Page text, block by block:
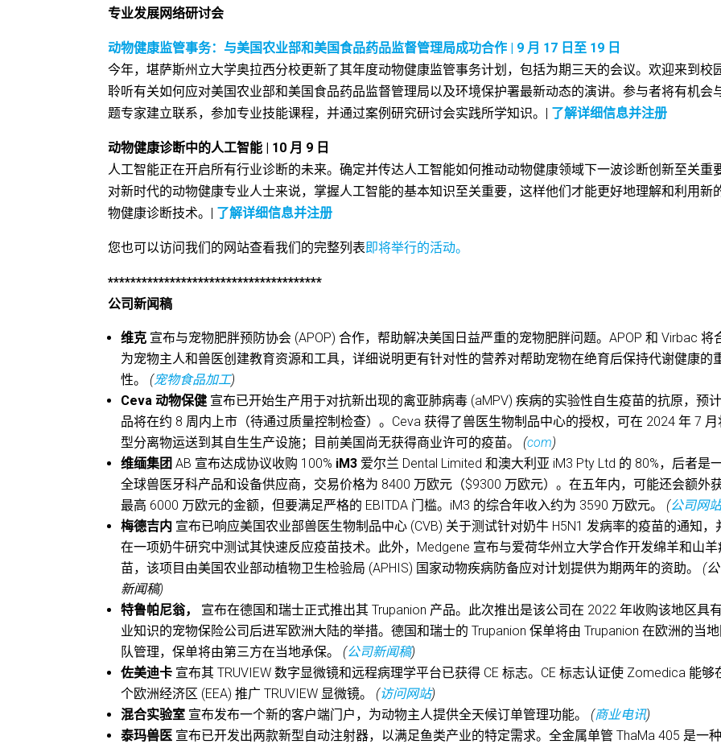
专业发展网络研讨会
动物健康监管事务：与美国农业部和美国食品药品监督管理局成功合作 | 9 月 17 日至 19 日
今年，堪萨斯州立大学奥拉西分校更新了其年度动物健康监管事务计划，包括为期三天的会议。欢迎来到校
聆听有关如何应对美国农业部和美国食品药品监督管理局以及环境保护署最新动态的演讲。参与者将有机会
题专家建立联系，参加专业技能课程，并通过案例研究研讨会实践所学知识。| 了解详细信息并注册
动物健康诊断中的人工智能 | 10 月 9 日
人工智能正在开启所有行业诊断的未来。确定并传达人工智能如何推动动物健康领域下一波诊断创新至关重
对新时代的动物健康专业人士来说，掌握人工智能的基本知识至关重要，这样他们才能更好地理解和利用新
物健康诊断技术。| 了解详细信息并注册
您也可以访问我们的网站查看我们的完整列表即将举行的活动。
**************************************
公司新闻稿
维克 宣布与宠物肥胖预防协会 (APOP) 合作，帮助解决美国日益严重的宠物肥胖问题。APOP 和 Virbac 将
为宠物主人和兽医创建教育资源和工具，详细说明更有针对性的营养对帮助宠物在绝育后保持代谢健康的
性。
(宠物食品加工)
Ceva 动物保健 宣布已开始生产用于对抗新出现的禽亚肺病毒 (aMPV) 疾病的实验性自生疫苗的抗原，预
品将在约 8 周内上市（待通过质量控制检查）。Ceva 获得了兽医生物制品中心的授权，可在 2024 年 7 月
型分离物运送到其自生生产设施；目前美国尚无获得商业许可的疫苗。
(com)
维缅集团 AB 宣布达成协议收购 100% iM3 爱尔兰 Dental Limited 和澳大利亚 iM3 Pty Ltd 的 80%，后者是
全球兽医牙科产品和设备供应商，交易价格为 8400 万欧元（$9300 万欧元）。在五年内，可能还会额外
最高 6000 万欧元的金额，但要满足严格的 EBITDA 门槛。iM3 的综合年收入约为 3590 万欧元。
(公司网
梅德吉内 宣布已响应美国农业部兽医生物制品中心 (CVB) 关于测试针对奶牛 H5N1 发病率的疫苗的通知，
在一项奶牛研究中测试其快速反应疫苗技术。此外，Medgene 宣布与爱荷华州立大学合作开发绵羊和山羊
苗，该项目由美国农业部动植物卫生检验局 (APHIS) 国家动物疾病防备应对计划提供为期两年的资助。 (
新闻稿)
特鲁帕尼翁，
宣布在德国和瑞士正式推出其 Trupanion 产品。此次推出是该公司在 2022 年收购该地区具
业知识的宠物保险公司后进军欧洲大陆的举措。德国和瑞士的 Trupanion 保单将由 Trupanion 在欧洲的当地
队管理，保单将由第三方在当地承保。
(公司新闻稿)
佐美迪卡 宣布其 TRUVIEW 数字显微镜和远程病理学平台已获得 CE 标志。CE 标志认证使 Zomedica 能够
个欧洲经济区 (EEA) 推广 TRUVIEW 显微镜。 (访问网站)
混合实验室 宣布发布一个新的客户端门户，为动物主人提供全天候订单管理功能。 (商业电讯)
泰玛兽医 宣布已开发出两款新型自动注射器，以满足鱼类产业的特定需求。全金属单管 ThaMa 405 是一